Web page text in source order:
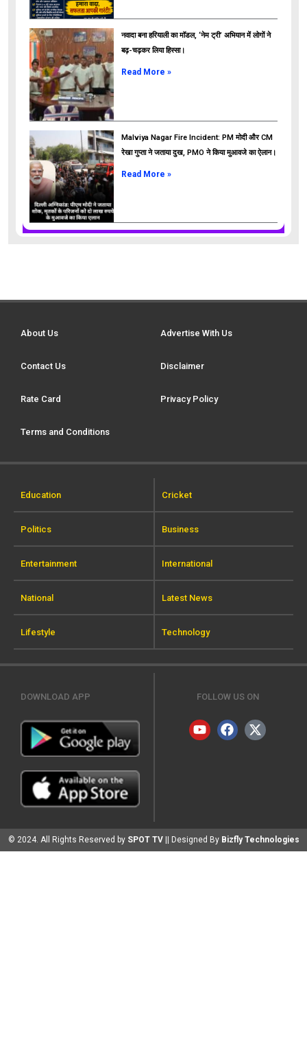
नवादा बना हरियाली का मॉडल, ‘नेम ट्री’ अभियान में लोगों ने
बढ़-चढ़कर लिया हिस्सा।
Read More »
Malviya Nagar Fire Incident: PM मोदी और CM
रेखा गुप्ता ने जताया दुख, PMO ने किया मुआवजे का ऐलान।
Read More »
About Us Advertise With Us
Contact Us Disclaimer
Rate Card Privacy Policy
Terms and Conditions
Education Cricket
Politics Business
Entertainment International
National Latest News
Lifestyle Technology
DOWNLOAD APP FOLLOW US ON
© 2024. All Rights Reserved by SPOT TV || Designed By Bizfly Technologies